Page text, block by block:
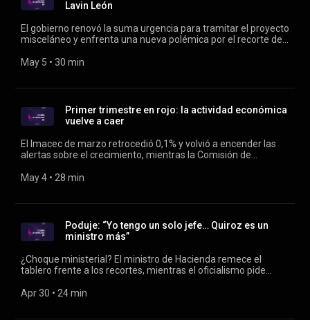
Lavin León
El gobierno renovó la suma urgencia para tramitar el proyecto
misceláneo y enfrenta una nueva polémica por el recorte de
pide prisión preventiva para Joaquín Lavín León por
May 5 • 30 min
Primer trimestre en rojo: la actividad económica
vuelve a caer
El Imacec de marzo retrocedió 0,1% y volvió a encender las
alertas sobre el crecimiento, mientras la Comisión de
“reconstrucción” del Gobierno. Además, la Fiscalía formaliza
Franco y Rodrigo Vergara.
May 4 • 28 min
Poduje: “Yo tengo un solo jefe… Quiroz es un
ministro más”
¿Choque ministerial? El ministro de Hacienda remece el
tablero frente a los recortes, mientras el oficialismo pide
nuevo IMACEC, el INE reporta caída de la producción industrial
Apr 30 • 24 min